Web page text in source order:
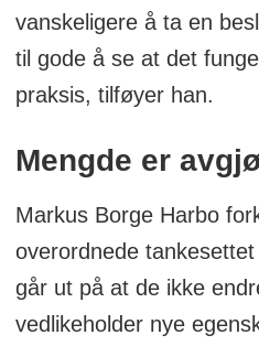
vanskeligere å ta en
til gode å se at det
praksis, tilføyer han.
Mengde er
Markus Borge Harbo
overordnede
går ut på at de ikke
vedlikeholder nye